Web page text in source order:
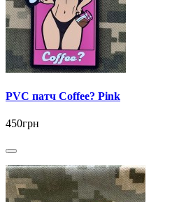
PVC патч Coffee? Pink
450грн